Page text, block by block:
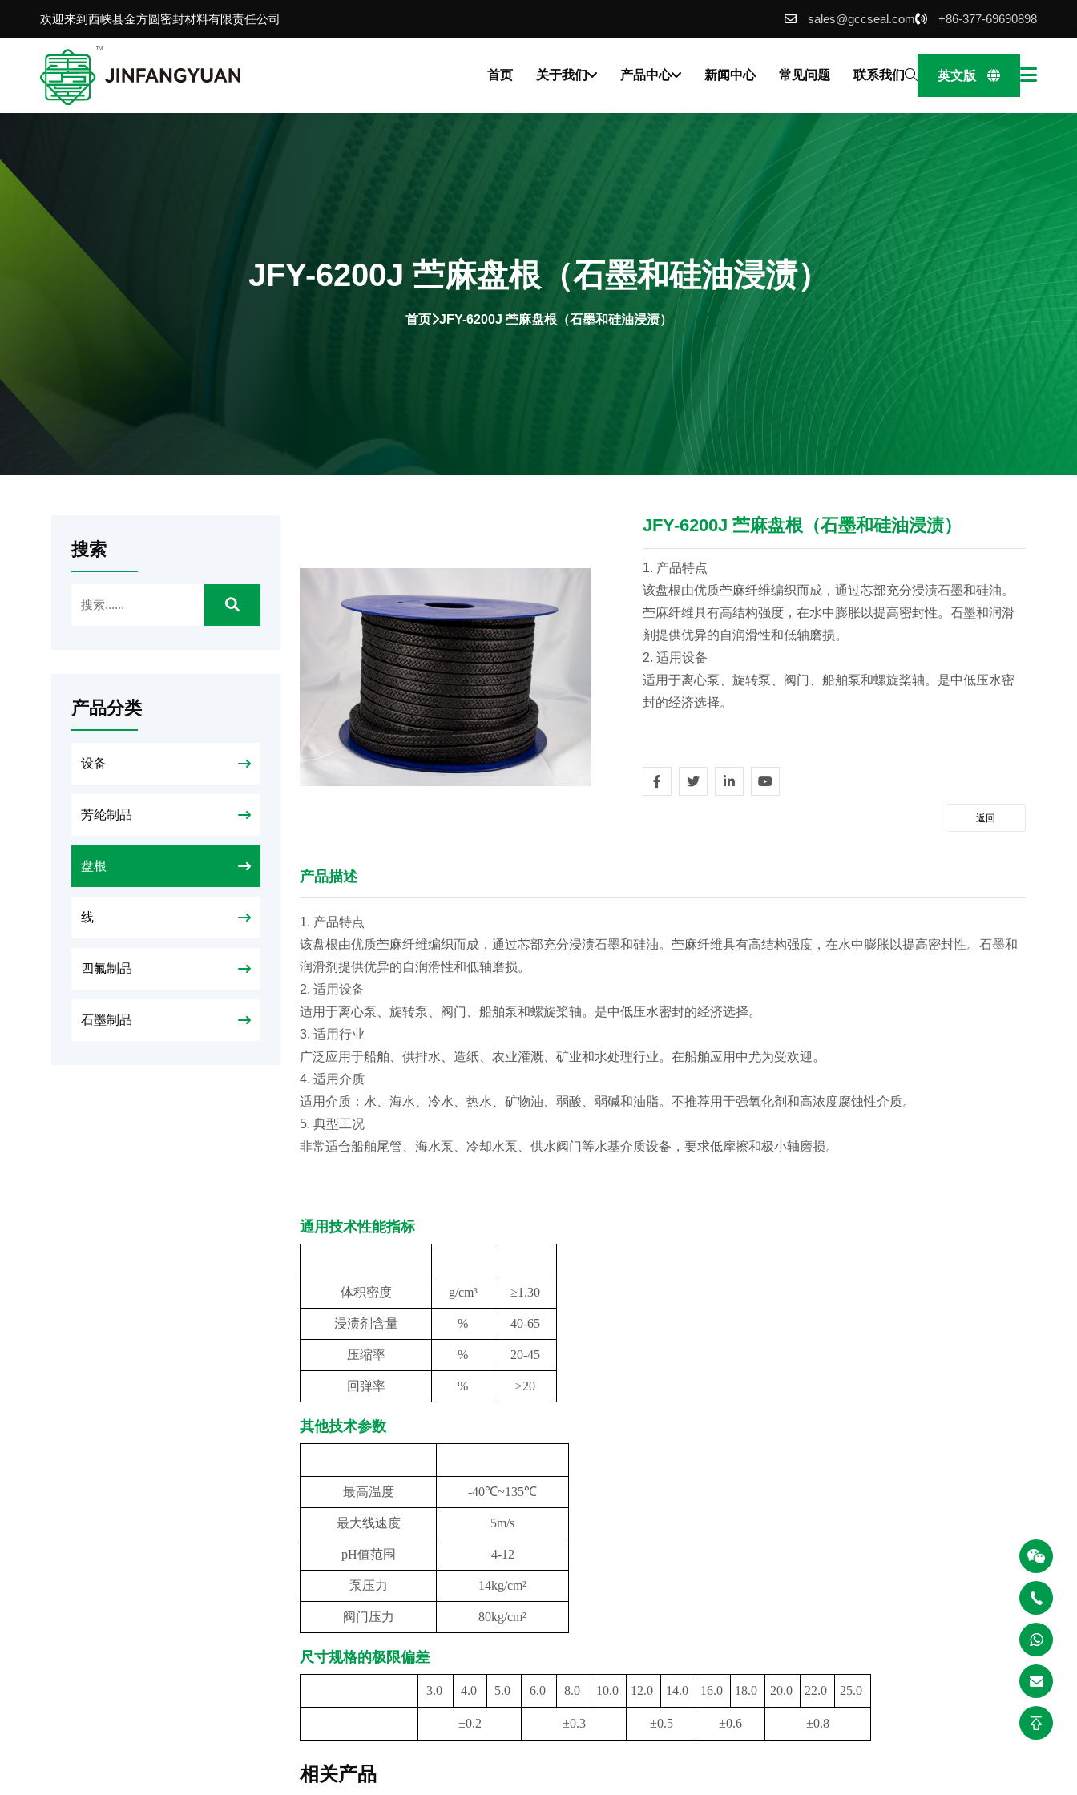
欢迎来到西峡县金方圆密封材料有限责任公司 sales@gccseal.com +86-377-69690898
首页 关于我们 产品中心 新闻中心 常见问题 联系我们 英文版
JFY-6200J 苎麻盘根（石墨和硅油浸渍）
首页 JFY-6200J 苎麻盘根（石墨和硅油浸渍）
搜索
产品分类
设备
芳纶制品
盘根
线
四氟制品
石墨制品
JFY-6200J 苎麻盘根（石墨和硅油浸渍）
1. 产品特点
该盘根由优质苎麻纤维编织而成，通过芯部充分浸渍石墨和硅油。
苎麻纤维具有高结构强度，在水中膨胀以提高密封性。石墨和润滑
剂提供优异的自润滑性和低轴磨损。
2. 适用设备
适用于离心泵、旋转泵、阀门、船舶泵和螺旋桨轴。是中低压水密
封的经济选择。
返回
产品描述
1. 产品特点
该盘根由优质苎麻纤维编织而成，通过芯部充分浸渍石墨和硅油。苎麻纤维具有高结构强度，在水中膨胀以提高密封性。石墨和
润滑剂提供优异的自润滑性和低轴磨损。
2. 适用设备
适用于离心泵、旋转泵、阀门、船舶泵和螺旋桨轴。是中低压水密封的经济选择。
3. 适用行业
广泛应用于船舶、供排水、造纸、农业灌溉、矿业和水处理行业。在船舶应用中尤为受欢迎。
4. 适用介质
适用介质：水、海水、冷水、热水、矿物油、弱酸、弱碱和油脂。不推荐用于强氧化剂和高浓度腐蚀性介质。
5. 典型工况
非常适合船舶尾管、海水泵、冷却水泵、供水阀门等水基介质设备，要求低摩擦和极小轴磨损。
通用技术性能指标
体积密度 g/cm³ ≥1.30
浸渍剂含量 % 40-65
压缩率 % 20-45
回弹率 % ≥20
其他技术参数
最高温度 -40℃~135℃
最大线速度 5m/s
pH值范围 4-12
泵压力 14kg/cm²
阀门压力 80kg/cm²
尺寸规格的极限偏差
3.0 4.0 5.0 6.0 8.0 10.0 12.0 14.0 16.0 18.0 20.0 22.0 25.0
±0.2 ±0.3 ±0.5 ±0.6 ±0.8
相关产品